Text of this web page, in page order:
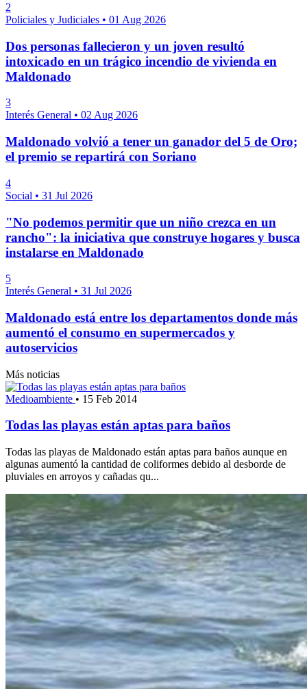
2
Policiales y Judiciales • 01 Aug 2026
Dos personas fallecieron y un joven resultó
intoxicado en un trágico incendio de vivienda en
Maldonado
3
Interés General • 02 Aug 2026
Maldonado volvió a tener un ganador del 5 de Oro;
el premio se repartirá con Soriano
4
Social • 31 Jul 2026
"No podemos permitir que un niño crezca en un
rancho": la iniciativa que construye hogares y busca
instalarse en Maldonado
5
Interés General • 31 Jul 2026
Maldonado está entre los departamentos donde más
aumentó el consumo en supermercados y
autoservicios
Más noticias
Medioambiente • 15 Feb 2014
Todas las playas están aptas para baños
Todas las playas de Maldonado están aptas para baños aunque en
algunas aumentó la cantidad de coliformes debido al desborde de
pluviales en arroyos y cañadas qu...